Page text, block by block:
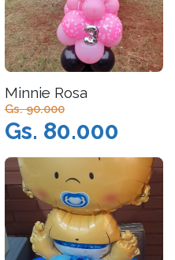
Minnie Rosa
Gs. 90.000
Gs. 80.000